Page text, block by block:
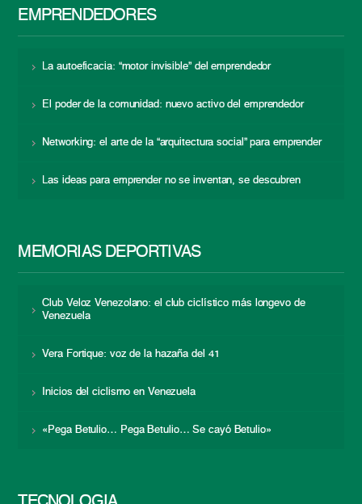
EMPRENDEDORES
La autoeficacia: “motor invisible” del emprendedor
El poder de la comunidad: nuevo activo del emprendedor
Networking: el arte de la “arquitectura social” para emprender
Las ideas para emprender no se inventan, se descubren
MEMORIAS DEPORTIVAS
Club Veloz Venezolano: el club ciclístico más longevo de
Venezuela
Vera Fortique: voz de la hazaña del 41
Inicios del ciclismo en Venezuela
«Pega Betulio… Pega Betulio… Se cayó Betulio»